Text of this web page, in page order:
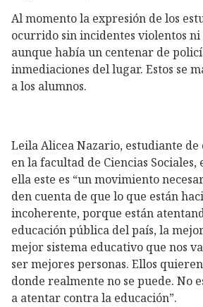
Al momento la expresión de los
ocurrido sin incidentes violentos
aunque había un centenar de
inmediaciones del lugar. Estos se
a los alumnos.
Leila Alicea Nazario, estudiante de
en la facultad de Ciencias
ella este es “un movimiento
den cuenta de que lo que están
incoherente, porque están
educación pública del país, la
mejor sistema educativo que nos
ser mejores personas. Ellos
donde realmente no se puede. No
a atentar contra la educación”.